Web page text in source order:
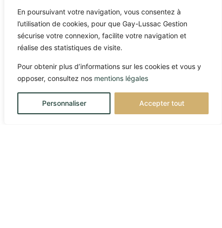
En poursuivant votre navigation, vous consentez à
l’utilisation de cookies, pour que Gay-Lussac Gestion
sécurise votre connexion, facilite votre navigation et
réalise des statistiques de visite.
Pour obtenir plus d’informations sur les cookies et vous y
opposer, consultez nos mentions légales
Personnaliser Accepter tout
Le marché qui est en train de
tout faire basculer.